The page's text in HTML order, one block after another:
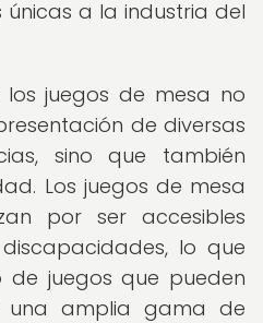
a la industria del
los juegos de mesa no
de diversas
sino que también
Los juegos de mesa
por ser accesibles
lo que
juegos que pueden
una amplia gama de